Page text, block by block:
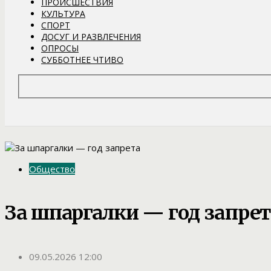
КУЛЬТУРА
СПОРТ
ДОСУГ И РАЗВЛЕЧЕНИЯ
ОПРОСЫ
СУББОТНЕЕ ЧТИВО
Общество
За шпаргалки — год
09.05.2026 12:00